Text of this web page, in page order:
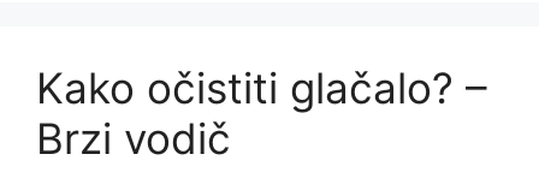
Kako očistiti glačalo? –
Brzi vodič